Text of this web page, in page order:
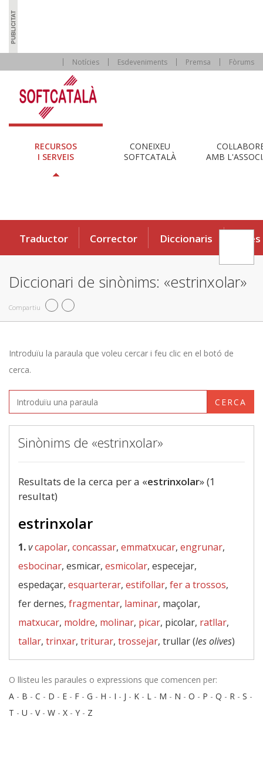
Notícies Esdeveniments Premsa Fòrums
RECURSOS
I SERVEIS
CONEIXEU
SOFTCATALÀ
AMB
Traductor Corrector Diccionaris Eines
Diccionari de sinònims: «estrinxolar»
Compartiu
Introduïu la paraula que voleu cercar i feu clic en el botó de
cerca.
CERCA
Sinònims de «estrinxolar»
Resultats de la cerca per a «estrinxolar» (1
resultat)
estrinxolar
1.vcapolar, concassar, emmatxucar, engrunar,
esbocinar, esmicar, esmicolar, especejar,
espedaçar, esquarterar, estifollar, fer a trossos,
fer dernes, fragmentar, laminar, maçolar,
matxucar, moldre, molinar, picar, picolar, ratllar,
tallar, trinxar, triturar, trossejar, trullar (les olives)
O llisteu les paraules o expressions que comencen per:
A - B - C - D - E - F - G - H - I - J - K - L - M - N - O - P - Q - R - S -
T - U - V- W - X - Y - Z